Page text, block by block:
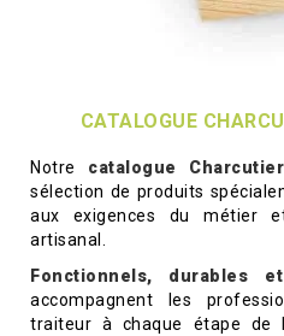
CATALOGUE
Notre catalogue
sélection de produits
aux exigences du métier
artisanal.
Fonctionnels, durables
accompagnent les
traiteur à chaque étape de